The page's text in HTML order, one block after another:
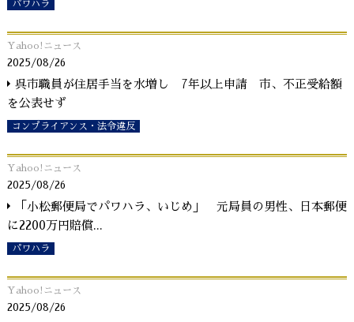
パワハラ
Yahoo!ニュース
2025/08/26
呉市職員が住居手当を水増し 7年以上申請 市、不正受給額
を公表せず
コンプライアンス・法令違反
Yahoo!ニュース
2025/08/26
「小松郵便局でパワハラ、いじめ」 元局員の男性、日本郵便
に2200万円賠償...
パワハラ
Yahoo!ニュース
2025/08/26